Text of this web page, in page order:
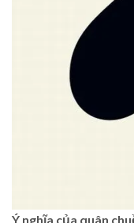
Ý nghĩa của quân